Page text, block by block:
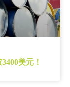
美元！